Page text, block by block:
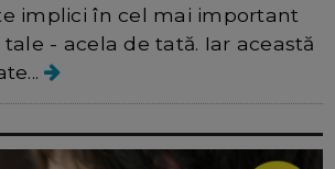
implici în cel mai important
- acela de tată. Iar această